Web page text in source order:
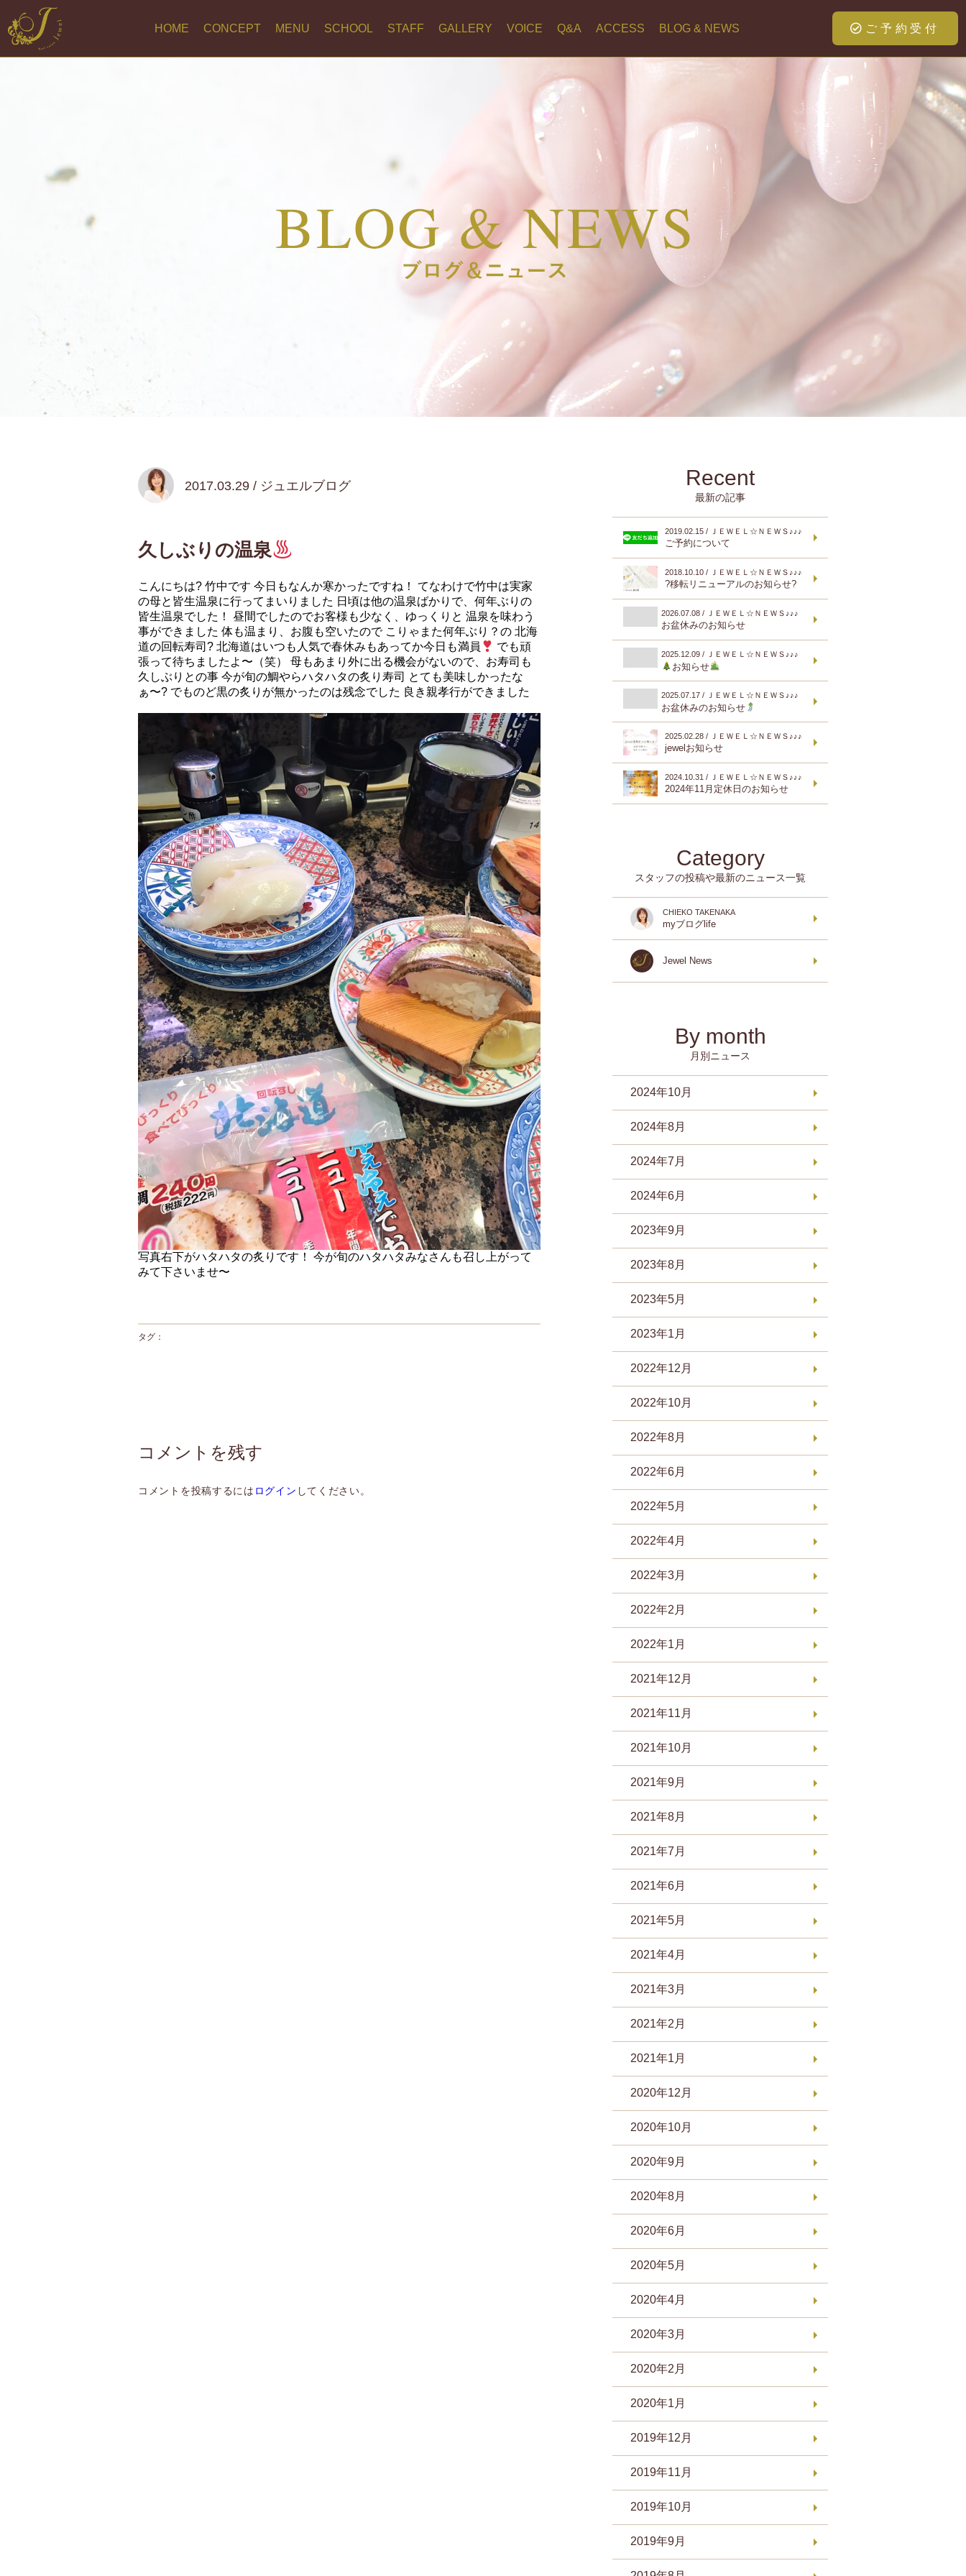
HOME CONCEPT MENU SCHOOL STAFF GALLERY VOICE Q&A ACCESS BLOG & NEWS ご予約受付
2017.03.29 / ジュエルブログ
久しぶりの温泉
こんにちは? 竹中です 今日もなんか寒かったですね！ てなわけで竹中は実家
の母と皆生温泉に行ってまいりました 日頃は他の温泉ばかりで、何年ぶりの
皆生温泉でした！ 昼間でしたのでお客様も少なく、ゆっくりと 温泉を味わう
事ができました 体も温まり、お腹も空いたので こりゃまた何年ぶり？の 北海
道の回転寿司? 北海道はいつも人気で春休みもあってか今日も満員
でも頑
張って待ちましたよ〜（笑） 母もあまり外に出る機会がないので、お寿司も
久しぶりとの事 今が旬の鯛やらハタハタの炙り寿司 とても美味しかったな
ぁ〜? でものど黒の炙りが無かったのは残念でした 良き親孝行ができました
写真右下がハタハタの炙りです！ 今が旬のハタハタみなさんも召し上がって
みて下さいませ〜
タグ：
コメントを残す
コメントを投稿するには ログイン してください。
Recent
最新の記事
2019.02.15 / ＪＥＷＥＬ☆ＮＥＷＳ♪♪♪
ご予約について
2018.10.10 / ＪＥＷＥＬ☆ＮＥＷＳ♪♪♪
?移転リニューアルのお知らせ?
2026.07.08 / ＪＥＷＥＬ☆ＮＥＷＳ♪♪♪
お盆休みのお知らせ
2025.12.09 / ＪＥＷＥＬ☆ＮＥＷＳ♪♪♪
お知らせ
2025.07.17 / ＪＥＷＥＬ☆ＮＥＷＳ♪♪♪
お盆休みのお知らせ
2025.02.28 / ＪＥＷＥＬ☆ＮＥＷＳ♪♪♪
jewelお知らせ
2024.10.31 / ＪＥＷＥＬ☆ＮＥＷＳ♪♪♪
2024年11月定休日のお知らせ
Category
スタッフの投稿や最新のニュース一覧
CHIEKO TAKENAKA
myブログlife
Jewel News
By month
月別ニュース
2024年10月
2024年8月
2024年7月
2024年6月
2023年9月
2023年8月
2023年5月
2023年1月
2022年12月
2022年10月
2022年8月
2022年6月
2022年5月
2022年4月
2022年3月
2022年2月
2022年1月
2021年12月
2021年11月
2021年10月
2021年9月
2021年8月
2021年7月
2021年6月
2021年5月
2021年4月
2021年3月
2021年2月
2021年1月
2020年12月
2020年10月
2020年9月
2020年8月
2020年6月
2020年5月
2020年4月
2020年3月
2020年2月
2020年1月
2019年12月
2019年11月
2019年10月
2019年9月